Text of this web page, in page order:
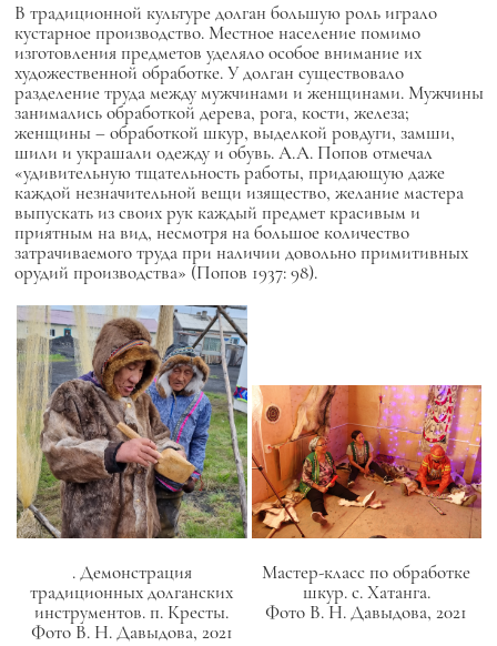
В традиционной культуре долган большую роль играло
кустарное производство. Местное население помимо
изготовления предметов уделяло особое внимание их
художественной обработке. У долган существовало
разделение труда между мужчинами и женщинами. Мужчины
занимались обработкой дерева, рога, кости, железа;
женщины – обработкой шкур, выделкой ровдуги, замши,
шили и украшали одежду и обувь. А.А. Попов отмечал
«удивительную тщательность работы, придающую даже
каждой незначительной вещи изящество, желание мастера
выпускать из своих рук каждый предмет красивым и
приятным на вид, несмотря на большое количество
затрачиваемого труда при наличии довольно примитивных
орудий производства» (Попов 1937: 98).
. Демонстрация
традиционных долганских
инструментов. п. Кресты.
Фото В. Н. Давыдова, 2021
Мастер-класс по обработке
шкур. с. Хатанга.
Фото В. Н. Давыдова, 2021